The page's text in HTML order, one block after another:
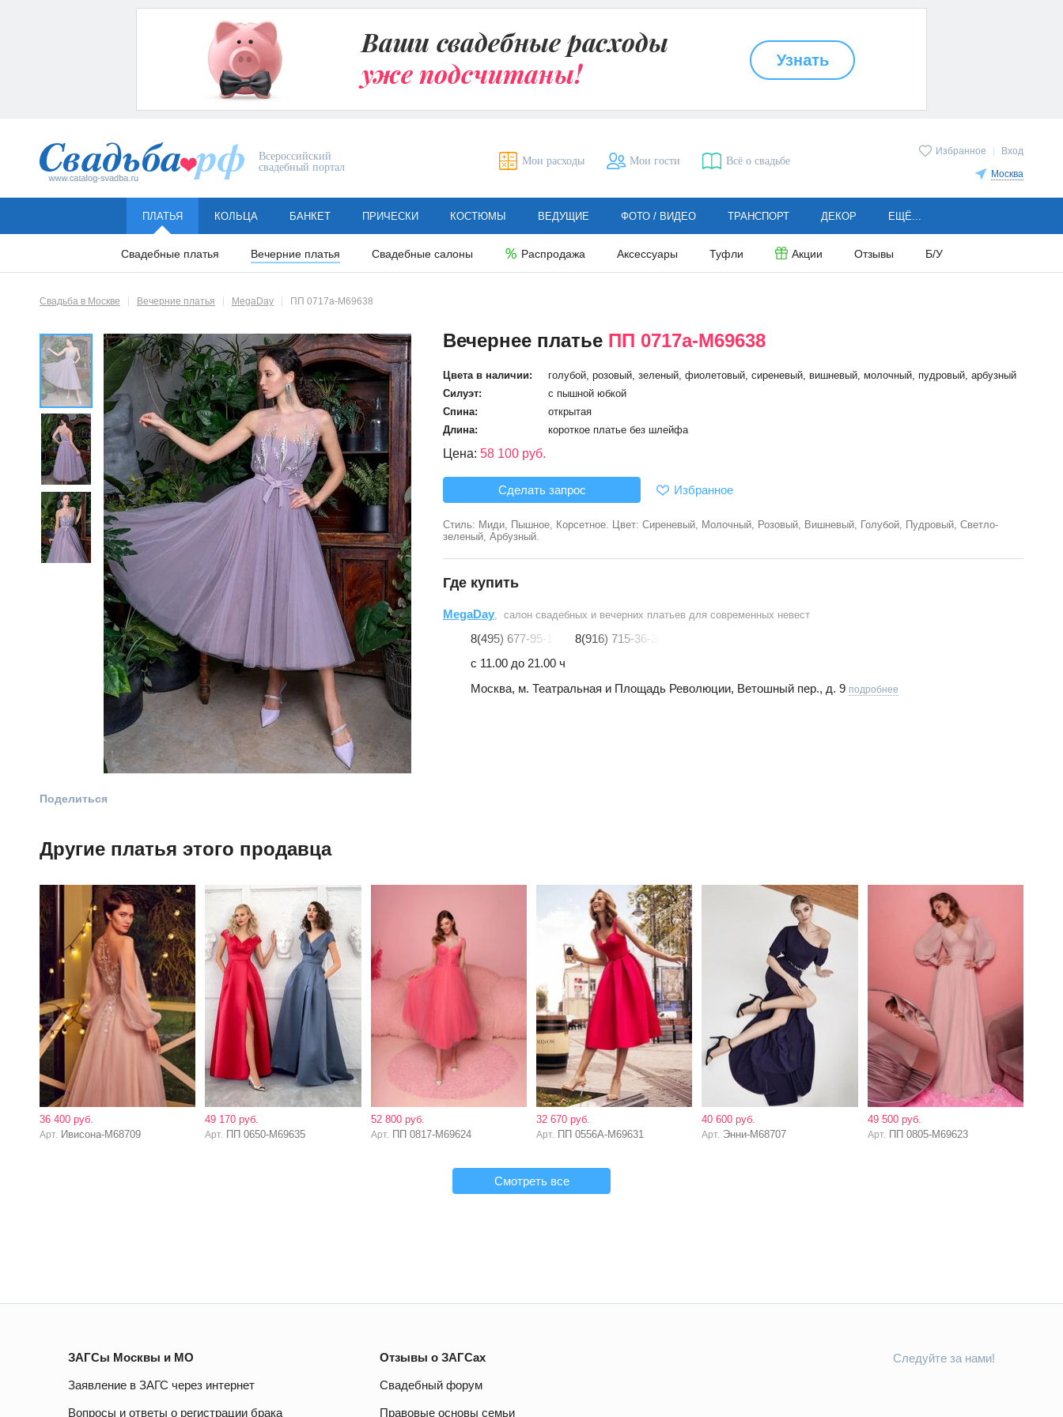
Всероссийский
свадебный портал
Избранное Вход
Москва
Мои расходы Мои гости Всё о свадьбе
ПЛАТЬЯ
Свадебные платья Вечерние платья Свадебные салоны Распродажа Аксессуары Туфли Акции Отзывы Б/У
КОЛЬЦА БАНКЕТ ПРИЧЕСКИ КОСТЮМЫ ВЕДУЩИЕ ФОТО / ВИДЕО ТРАНСПОРТ ДЕКОР ЕЩЁ...
Свадьба в Москве Вечерние платья MegaDay ПП 0717а-M69638
Поделиться
Вечернее платье ПП 0717а-M69638
Цвета в наличии:
голубой, розовый, зеленый, фиолетовый, сиреневый, вишневый, молочный, пудровый, арбузный
Силуэт:
с пышной юбкой
Спина:
открытая
Длина:
короткое платье без шлейфа
Цена: 58 100 руб.
Сделать запрос Избранное
Стиль: Миди, Пышное, Корсетное. Цвет: Сиреневый, Молочный, Розовый, Вишневый, Голубой, Пудровый, Светло-
зеленый, Арбузный.
Где купить
MegaDay, салон свадебных и вечерних платьев для современных невест
8(495) 677-95-10
8(916) 715-36-36
с 11.00 до 21.00 ч
Москва, м. Театральная и Площадь Революции, Ветошный пер., д. 9 подробнее
Другие платья этого продавца
36 400 руб.
Арт. Ивисона-M68709
49 170 руб.
Арт. ПП 0650-M69635
52 800 руб.
Арт.ПП 0817-M69624
32 670 руб.
Арт.ПП 0556А-M69631
40 600 руб.
Арт. Энни-M68707
49 500 руб.
Арт.ПП 0805-M69623
Смотреть все
ЗАГСы Москвы и МО
Заявление в ЗАГС через интернет
Вопросы и ответы о регистрации брака
Отзывы о ЗАГСах
Свадебный форум
Правовые основы семьи
Следуйте за нами!